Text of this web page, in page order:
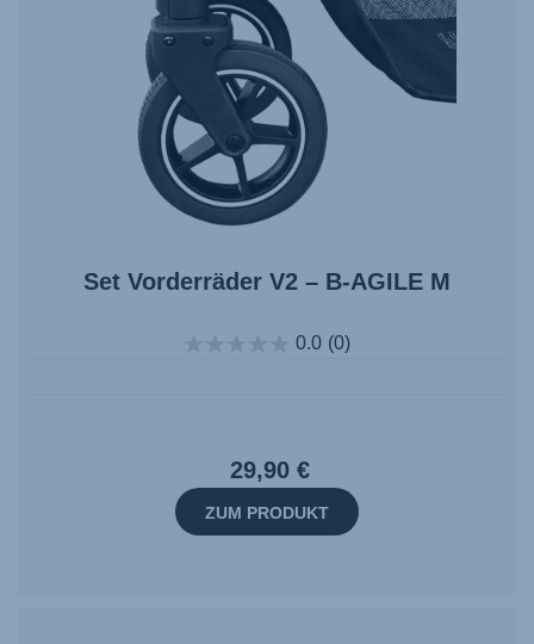
Set Vorderräder V2 – B-AGILE M
0.0 (0)
29,90 €
ZUM PRODUKT